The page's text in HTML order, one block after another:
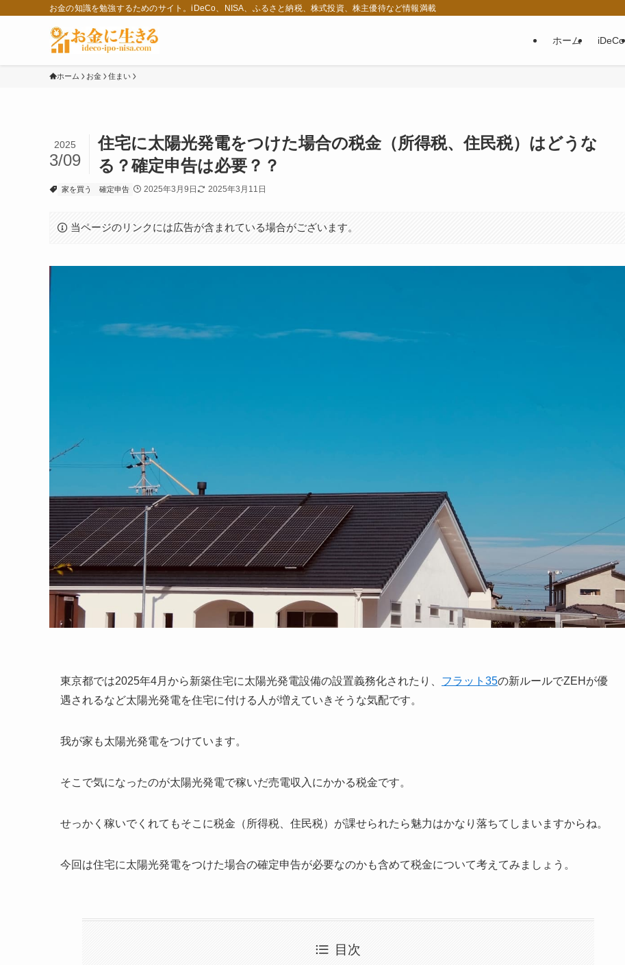
お金の知識を勉強するためのサイト。iDeCo、NISA、ふるさと納税、株式投資、株主優待など情報満載
ホーム iDeCo
ホーム お金 住まい
住宅に太陽光発電をつけた場合の税金（所得税、住民税）はどうな
る？確定申告は必要？？
2025
3/09
家を買う 確定申告 2025年3月9日 2025年3月11日
当ページのリンクには広告が含まれている場合がございます。
東京都では2025年4月から新築住宅に太陽光発電設備の設置義務化されたり、 フラット35の新ルールでZEHが優
遇されるなど太陽光発電を住宅に付ける人が増えていきそうな気配です。
我が家も太陽光発電をつけています。
そこで気になったのが太陽光発電で稼いだ売電収入にかかる税金です。
せっかく稼いでくれてもそこに税金（所得税、住民税）が課せられたら魅力はかなり落ちてしまいますからね。
今回は住宅に太陽光発電をつけた場合の確定申告が必要なのかも含めて税金について考えてみましょう。
目次